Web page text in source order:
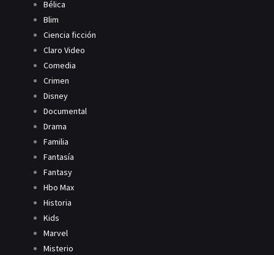
Bélica
Blim
Ciencia ficción
Claro Video
Comedia
Crimen
Disney
Documental
Drama
Familia
Fantasía
Fantasy
Hbo Max
Historia
Kids
Marvel
Misterio